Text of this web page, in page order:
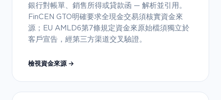
銀行對帳單、銷售所得或貸款函 — 解析並引用。
FinCEN GTO明確要求全現金交易須核實資金來
源；EU AMLD6第7條規定資金來原始檔須獨立於
客戶宣告，經第三方渠道交叉驗證。
檢視資金來源 →